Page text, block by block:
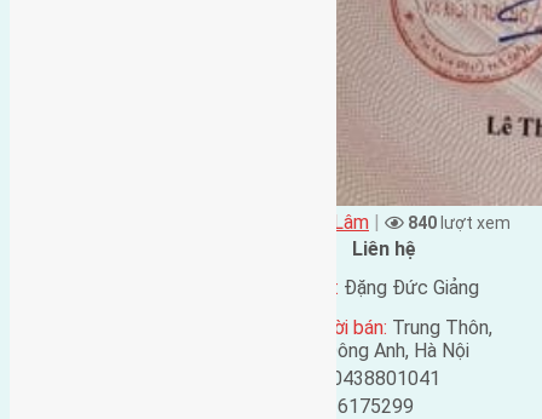
Xã Mai Lâm | 840 lượt xem
Liên hệ
Tên liên lạc: Đặng Đức Giảng
Địa chỉ người bán: Trung Thôn,
Đông Hội, Đông Anh, Hà Nội
0438801041
0916175299